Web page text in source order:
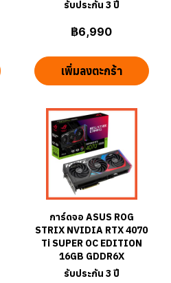
รับประกัน 3 ปี
฿6,990
เพิ่มลงตะกร้า
การ์ดจอ ASUS ROG
STRIX NVIDIA RTX 4070
Ti SUPER OC EDITION
16GB GDDR6X
รับประกัน 3 ปี